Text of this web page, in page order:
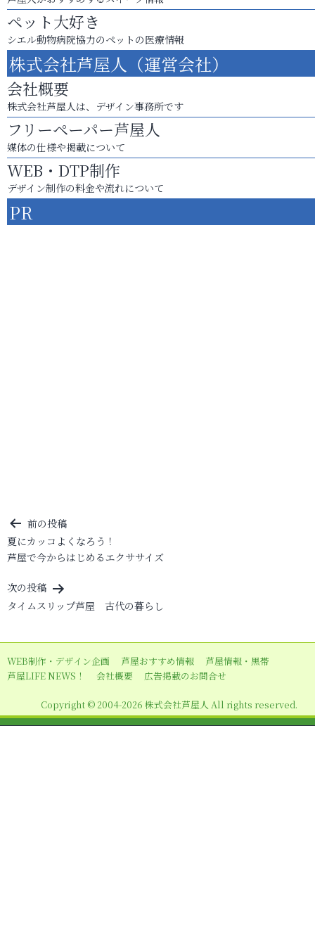
ペット大好き
シエル動物病院協力のペットの医療情報
株式会社芦屋人（運営会社）
会社概要
株式会社芦屋人は、デザイン事務所です
フリーペーパー芦屋人
媒体の仕様や掲載について
WEB・DTP制作
デザイン制作の料金や流れについて
PR
投
稿
ナ
ビ
ゲ
シ
ョ
前の投稿
夏にカッコよくなろう！
芦屋で今からはじめるエクササイズ
次の投稿
タイムスリップ芦屋 古代の暮らし
WEB制作・デザイン企画 芦屋おすすめ情報
芦屋情報・黒帯
芦屋LIFE NEWS！
会社概要 広告掲載のお問合せ
Copyright © 2004-2026 株式会社芦屋人 All rights reserved.